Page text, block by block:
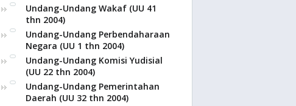
Undang-Undang Wakaf (UU 41
thn 2004)
Undang-Undang Perbendaharaan
Negara (UU 1 thn 2004)
Undang-Undang Komisi Yudisial
(UU 22 thn 2004)
Undang-Undang Pemerintahan
Daerah (UU 32 thn 2004)